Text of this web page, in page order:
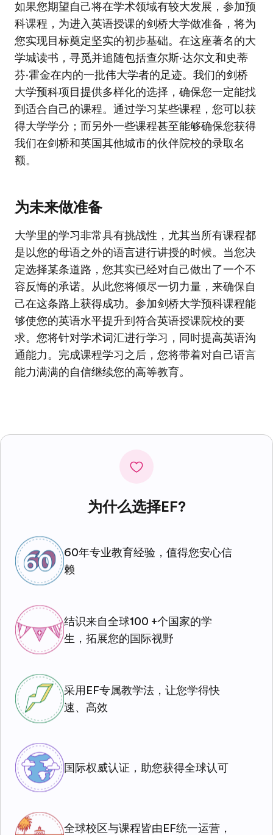
如果您期望自己将在学术领域有较大发展，参加预
科课程，为进入英语授课的剑桥大学做准备，将为
您实现目标奠定坚实的初步基础。在这座著名的大
学城读书，寻觅并追随包括查尔斯·达尔文和史蒂
芬·霍金在内的一批伟大学者的足迹。我们的剑桥
大学预科项目提供多样化的选择，确保您一定能找
到适合自己的课程。通过学习某些课程，您可以获
得大学学分；而另外一些课程甚至能够确保您获得
我们在剑桥和英国其他城市的伙伴院校的录取名
额。
为未来做准备
大学里的学习非常具有挑战性，尤其当所有课程都
是以您的母语之外的语言进行讲授的时候。当您决
定选择某条道路，您其实已经对自己做出了一个不
容反悔的承诺。从此您将倾尽一切力量，来确保自
己在这条路上获得成功。参加剑桥大学预科课程能
够使您的英语水平提升到符合英语授课院校的要
求。您将针对学术词汇进行学习，同时提高英语沟
通能力。完成课程学习之后，您将带着对自己语言
能力满满的自信继续您的高等教育。
为什么选择EF?
60年专业教育经验，值得您安心信
赖
结识来自全球100 +个国家的学
生，拓展您的国际视野
采用EF专属教学法，让您学得快
速、高效
国际权威认证，助您获得全球认可
全球校区与课程皆由EF统一运营，